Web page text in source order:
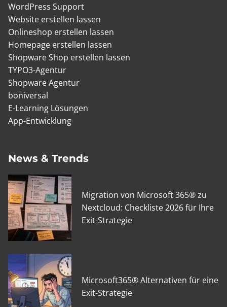
WordPress Support
Website erstellen lassen
Onlineshop erstellen lassen
Homepage erstellen lassen
Shopware Shop erstellen lassen
TYPO3-Agentur
Shopware Agentur
boniversal
E-Learning Lösungen
App-Entwicklung
News & Trends
Migration von Microsoft 365® zu
Nextcloud: Checkliste 2026 für Ihre
Exit-Strategie
Microsoft365® Alternativen für eine
Exit-Strategie